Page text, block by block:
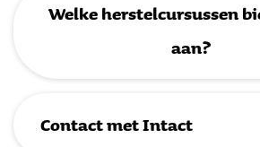
Welke herstelcursussen
aan?
Contact met Intact